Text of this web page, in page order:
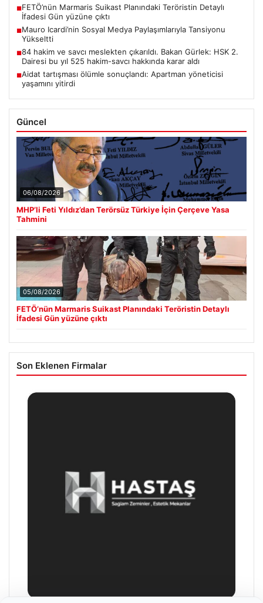
■FETÖ’nün Marmaris Suikast Planındaki Teröristin Detaylı
İfadesi Gün yüzüne çıktı
■Mauro Icardi’nin Sosyal Medya Paylaşımlarıyla Tansiyonu
Yükseltti
■84 hakim ve savcı meslekten çıkarıldı. Bakan Gürlek: HSK 2.
Dairesi bu yıl 525 hakim-savcı hakkında karar aldı
■Aidat tartışması ölümle sonuçlandı: Apartman yöneticisi
yaşamını yitirdi
Güncel
06/08/2026
MHP’li Feti Yıldız’dan Terörsüz Türkiye İçin Çerçeve Yasa
Tahmini
05/08/2026
FETÖ’nün Marmaris Suikast Planındaki Teröristin Detaylı
İfadesi Gün yüzüne çıktı
Son Eklenen Firmalar